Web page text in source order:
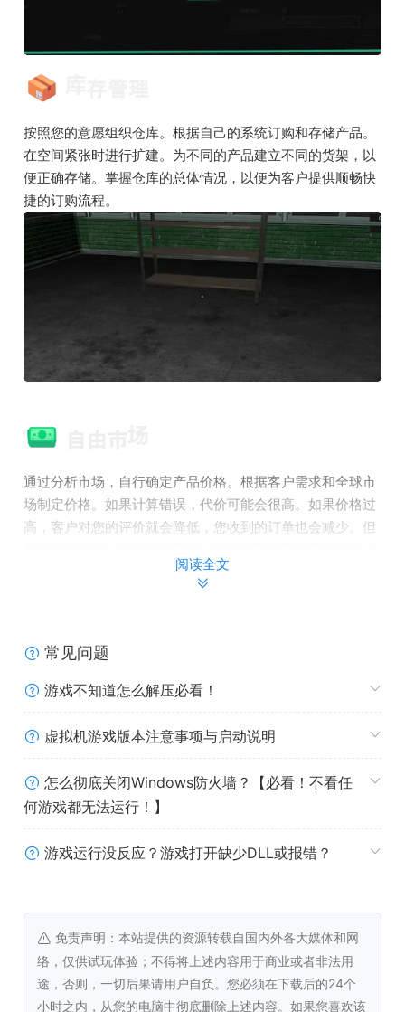
按照您的意愿组织仓库。根据自己的系统订购和存储产品。
在空间紧张时进行扩建。为不同的产品建立不同的货架，以
便正确存储。掌握仓库的总体情况，以便为客户提供顺畅快
捷的订购流程。
通过分析市场，自行确定产品价格。根据客户需求和全球市
场制定价格。如果计算错误，代价可能会很高。如果价格过
高，客户对您的评价就会降低，您收到的订单也会减少。但
单枪匹马几乎是不可能完成的任务。好在有（大部分）能干
阅读全文
常见问题
游戏不知道怎么解压必看！
虚拟机游戏版本注意事项与启动说明
怎么彻底关闭Windows防火墙？【必看！不看任
何游戏都无法运行！】
游戏运行没反应？游戏打开缺少DLL或报错？
免责声明：本站提供的资源转载自国内外各大媒体和网
络，仅供试玩体验；不得将上述内容用于商业或者非法用
途，否则，一切后果请用户自负。您必须在下载后的24个
小时之内，从您的电脑中彻底删除上述内容。如果您喜欢该